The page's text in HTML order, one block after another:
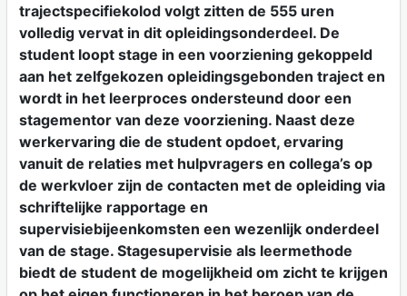
trajectspecifiekolod volgt zitten de 555 uren
volledig vervat in dit opleidingsonderdeel. De
student loopt stage in een voorziening gekoppeld
aan het zelfgekozen opleidingsgebonden traject en
wordt in het leerproces ondersteund door een
stagementor van deze voorziening. Naast deze
werkervaring die de student opdoet, ervaring
vanuit de relaties met hulpvragers en collega’s op
de werkvloer zijn de contacten met de opleiding via
schriftelijke rapportage en
supervisiebijeenkomsten een wezenlijk onderdeel
van de stage. Stagesupervisie als leermethode
biedt de student de mogelijkheid om zicht te krijgen